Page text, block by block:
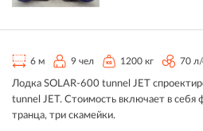
6 м 9 чел 1200 кг 70 л/
Лодка SOLAR-600 tunnel JET
tunnel JET. Стоимость включает в себя
транца, три скамейки.